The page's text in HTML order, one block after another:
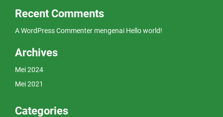
Recent Comments
A WordPress Commenter mengenai Hello world!
Archives
Mei 2024
Mei 2021
Categories